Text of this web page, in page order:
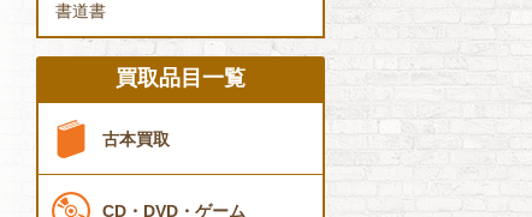
書道書
買取品目一覧
古本買取
CD・DVD・ゲーム